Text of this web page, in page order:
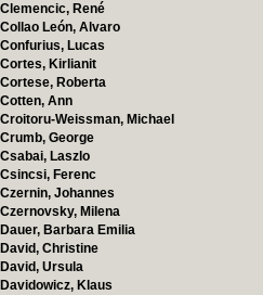
Clemencic, René
Collao León, Alvaro
Confurius, Lucas
Cortes, Kirlianit
Cortese, Roberta
Cotten, Ann
Croitoru-Weissman, Michael
Crumb, George
Csabai, Laszlo
Csincsi, Ferenc
Czernin, Johannes
Czernovsky, Milena
Dauer, Barbara Emilia
David, Christine
David, Ursula
Davidowicz, Klaus